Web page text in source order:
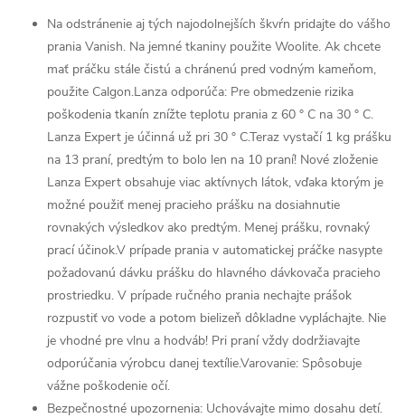
Na odstránenie aj tých najodolnejších škvŕn pridajte do vášho
prania Vanish. Na jemné tkaniny použite Woolite. Ak chcete
mať práčku stále čistú a chránenú pred vodným kameňom,
použite Calgon.Lanza odporúča: Pre obmedzenie rizika
poškodenia tkanín znížte teplotu prania z 60 ° C na 30 ° C.
Lanza Expert je účinná už pri 30 ° C.Teraz vystačí 1 kg prášku
na 13 praní, predtým to bolo len na 10 praní! Nové zloženie
Lanza Expert obsahuje viac aktívnych látok, vďaka ktorým je
možné použiť menej pracieho prášku na dosiahnutie
rovnakých výsledkov ako predtým. Menej prášku, rovnaký
prací účinok.V prípade prania v automatickej práčke nasypte
požadovanú dávku prášku do hlavného dávkovača pracieho
prostriedku. V prípade ručného prania nechajte prášok
rozpustiť vo vode a potom bielizeň dôkladne vypláchajte. Nie
je vhodné pre vlnu a hodváb! Pri praní vždy dodržiavajte
odporúčania výrobcu danej textílie.Varovanie: Spôsobuje
vážne poškodenie očí.
Bezpečnostné upozornenia: Uchovávajte mimo dosahu detí.